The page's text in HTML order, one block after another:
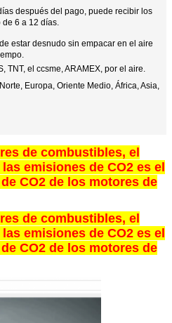
después del pago, puede recibir los
de 6 a 12 días.
estar desnudo sin empacar en el aire
TNT, el ccsme, ARAMEX, por el aire.
Europa, Oriente Medio, África, Asia,
de combustibles, el
emisiones de CO2 es el
CO2 de los motores de
de combustibles, el
emisiones de CO2 es el
CO2 de los motores de